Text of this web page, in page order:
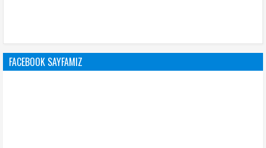
FACEBOOK SAYFAMIZ